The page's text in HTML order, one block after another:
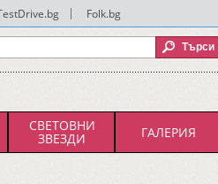
Folk.bg
СВЕТОВНИ
ЗВЕЗДИ ГАЛЕРИЯ